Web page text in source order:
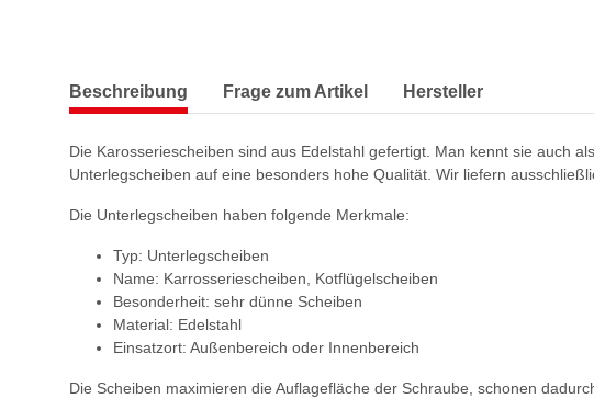
Beschreibung Frage zum Artikel Hersteller
Die Karosseriescheiben sind aus Edelstahl gefertigt. Man kennt sie auch
Unterlegscheiben auf eine besonders hohe Qualität. Wir liefern
Die Unterlegscheiben haben folgende Merkmale:
Typ: Unterlegscheiben
Name: Karrosseriescheiben, Kotflügelscheiben
Besonderheit: sehr dünne Scheiben
Material: Edelstahl
Einsatzort: Außenbereich oder Innenbereich
Die Scheiben maximieren die Auflagefläche der Schraube, schonen